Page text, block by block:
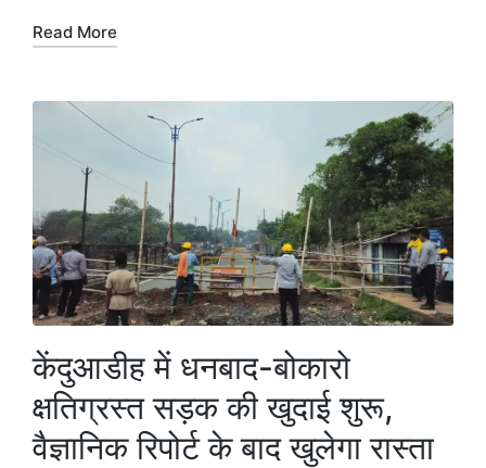
Read More
केंदुआडीह में धनबाद-बोकारो
क्षतिग्रस्त सड़क की खुदाई शुरू,
वैज्ञानिक रिपोर्ट के बाद खुलेगा रास्ता